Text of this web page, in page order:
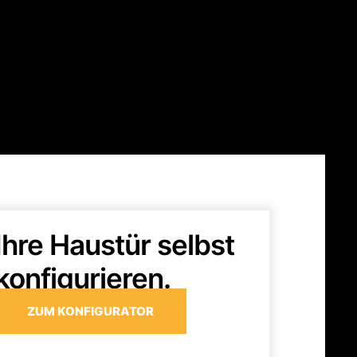
Haustür selbst
ZUM KONFIGURATOR